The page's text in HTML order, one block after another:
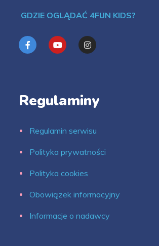
GDZIE OGLĄDAĆ 4FUN KIDS?
Regulaminy
Regulamin serwisu
Polityka prywatności
Polityka cookies
Obowiązek informacyjny
Informacje o nadawcy